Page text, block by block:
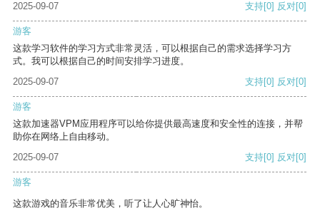
2025-09-07 支持[0] 反对[0]
游客
这款学习软件的学习方式非常灵活，可以根据自己的需求选择学习方
式。我可以根据自己的时间安排学习进度。
2025-09-07
支持[0] 反对[0]
游客
这款加速器VPM应用程序可以给你提供最高速度和安全性的连接，并帮
助你在网络上自由移动。
2025-09-07
支持[0] 反对[0]
游客
这款游戏的音乐非常优美，听了让人心旷神怡。